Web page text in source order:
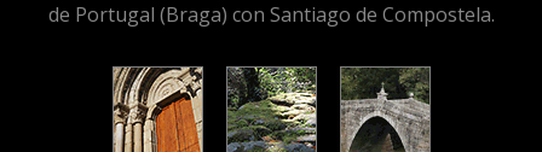
de Portugal (Braga) con Santiago de Compostela.